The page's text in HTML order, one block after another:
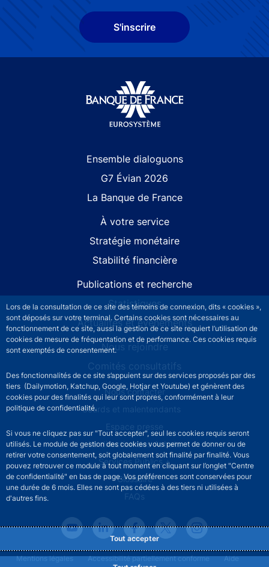
Lors de la consultation de ce site des témoins de connexion, dits « cookies »,
sont déposés sur votre terminal. Certains cookies sont nécessaires au
fonctionnement de ce site, aussi la gestion de ce site requiert l’utilisation de
cookies de mesure de fréquentation et de performance. Ces cookies requis
sont exemptés de consentement.
Des fonctionnalités de ce site s’appuient sur des services proposés par des
tiers (Dailymotion, Katchup, Google, Hotjar et Youtube) et génèrent des
cookies pour des finalités qui leur sont propres, conformément à leur
politique de confidentialité.
Si vous ne cliquez pas sur "Tout accepter", seul les cookies requis seront
utilisés. Le module de gestion des cookies vous permet de donner ou de
retirer votre consentement, soit globalement soit finalité par finalité. Vous
pouvez retrouver ce module à tout moment en cliquant sur l’onglet "Centre
de confidentialité" en bas de page. Vos préférences sont conservées pour
une durée de 6 mois. Elles ne sont pas cédées à des tiers ni utilisées à
d'autres fins.
Tout accepter
S'inscrire
Ensemble dialoguons
G7 Évian 2026
La Banque de France
À votre service
Stratégie monétaire
Stabilité financière
Publications et recherche
Statistiques
Actualités et événements
Nous rejoindre
Comités consultatifs
Footer secondary menuNous contacter
Sourds et malentendants
Espace presse
La direction des Achats
Services Publics +
Glossaire
FAQs
Footer legal notice menu
Mentions légales Accessibilité partiellement conforme Aide